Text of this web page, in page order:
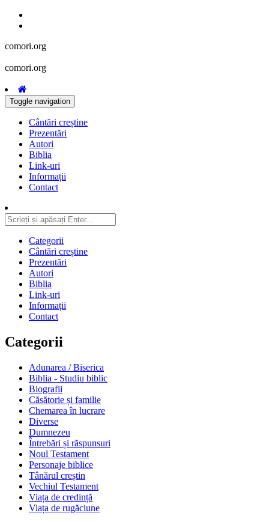
comori.org
comori.org
Toggle navigation
Cântări creștine
Prezentări
Autori
Biblia
Link-uri
Informații
Contact
Categorii
Cântări creștine
Prezentări
Autori
Biblia
Link-uri
Informații
Contact
Categorii
Adunarea / Biserica
Biblia - Studiu biblic
Biografii
Căsătorie și familie
Chemarea în lucrare
Diverse
Dumnezeu
Întrebări și răspunsuri
Noul Testament
Personaje biblice
Tânărul creștin
Vechiul Testament
Viața de credință
Viața de rugăciune